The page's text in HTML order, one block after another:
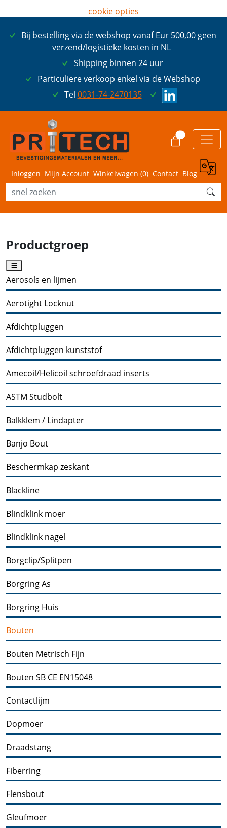
Bij bestelling via de webshop vanaf Eur 500,00 geen
verzend/logistieke kosten in NL
Shipping binnen 24 uur
Particuliere verkoop enkel via de Webshop
Tel 0031-74-2470135
Inloggen Mijn Account Winkelwagen (0) Contact Blog
Productgroep
Aerosols en lijmen
Aerotight Locknut
Afdichtpluggen
Afdichtpluggen kunststof
Amecoil/Helicoil schroefdraad inserts
ASTM Studbolt
Balkklem / Lindapter
Banjo Bout
Beschermkap zeskant
Blackline
Blindklink moer
Blindklink nagel
Borgclip/Splitpen
Borgring As
Borgring Huis
Bouten
Bouten Metrisch Fijn
Bouten SB CE EN15048
Contactlijm
Dopmoer
Draadstang
Fiberring
Flensbout
Gleufmoer
cookie opties
ik ga akkoord met cookies